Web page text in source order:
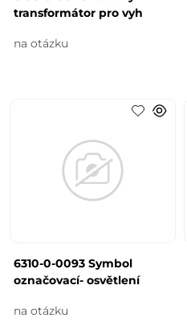
transformátor pro vyh
na otázku
6310-0-0093 Symbol
označovací- osvětlení
na otázku